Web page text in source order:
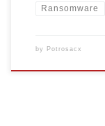
Ransomware
by Potrosacx